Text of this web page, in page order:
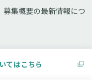
集概要の最新情報につ
てはこちら